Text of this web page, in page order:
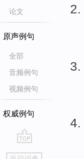
论文
原声例句
全部
音频例句
视频例句
权威例句
go